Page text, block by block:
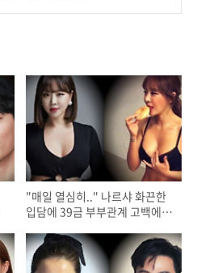
"매일 열심히.." 나르샤 화끈한
입담에 39금 부부관계 고백에